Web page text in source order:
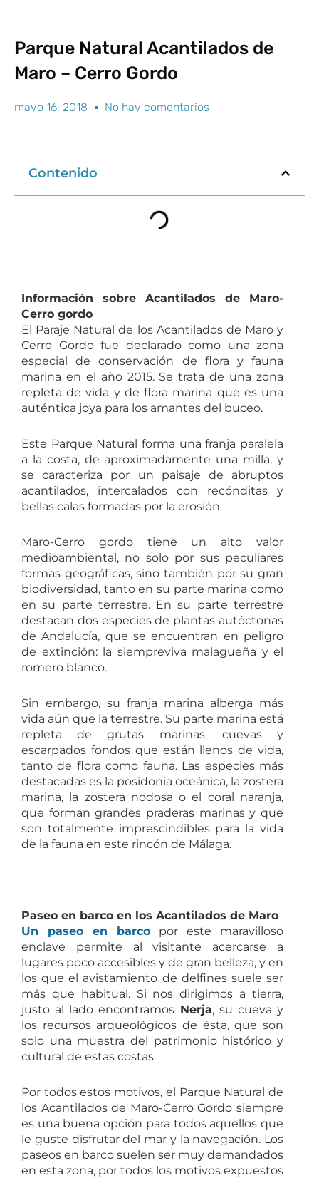
Parque Natural Acantilados de
Maro – Cerro Gordo
mayo 16, 2018 No hay comentarios
Contenido
Información sobre Acantilados de Maro-
Cerro gordo
El Paraje Natural de los Acantilados de Maro y
Cerro Gordo fue declarado como una zona
especial de conservación de flora y fauna
marina en el año 2015. Se trata de una zona
repleta de vida y de flora marina que es una
auténtica joya para los amantes del buceo.
Este Parque Natural forma una franja paralela
a la costa, de aproximadamente una milla, y
se caracteriza por un paisaje de abruptos
acantilados, intercalados con recónditas y
bellas calas formadas por la erosión.
Maro-Cerro gordo tiene un alto valor
medioambiental, no solo por sus peculiares
formas geográficas, sino también por su gran
biodiversidad, tanto en su parte marina como
en su parte terrestre. En su parte terrestre
destacan dos especies de plantas autóctonas
de Andalucía, que se encuentran en peligro
de extinción: la siempreviva malagueña y el
romero blanco.
Sin embargo, su franja marina alberga más
vida aún que la terrestre. Su parte marina está
repleta de grutas marinas, cuevas y
escarpados fondos que están llenos de vida,
tanto de flora como fauna. Las especies más
destacadas es la posidonia oceánica, la zostera
marina, la zostera nodosa o el coral naranja,
que forman grandes praderas marinas y que
son totalmente imprescindibles para la vida
de la fauna en este rincón de Málaga.
Paseo en barco en los Acantilados de Maro
Un paseo en barco por este maravilloso
enclave permite al visitante acercarse a
lugares poco accesibles y de gran belleza, y en
los que el avistamiento de delfines suele ser
más que habitual. Si nos dirigimos a tierra,
justo al lado encontramos Nerja, su cueva y
los recursos arqueológicos de ésta, que son
solo una muestra del patrimonio histórico y
cultural de estas costas.
Por todos estos motivos, el Parque Natural de
los Acantilados de Maro-Cerro Gordo siempre
es una buena opción para todos aquellos que
le guste disfrutar del mar y la navegación. Los
paseos en barco suelen ser muy demandados
en esta zona, por todos los motivos expuestos